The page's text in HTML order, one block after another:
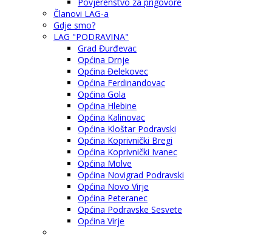
Članovi LAG-a
Gdje smo?
LAG "PODRAVINA"
Grad Đurđevac
Općina Drnje
Općina Đelekovec
Općina Ferdinandovac
Općina Gola
Općina Hlebine
Općina Kalinovac
Općina Kloštar Podravski
Općina Koprivnički Bregi
Općina Koprivnički Ivanec
Općina Molve
Općina Novigrad Podravski
Općina Novo Virje
Općina Peteranec
Općina Podravske Sesvete
Općina Virje